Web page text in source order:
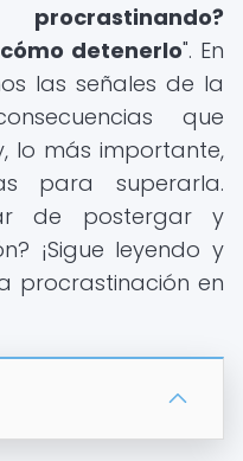
procrastinando?
detenerlo". En
las señales de la
que
lo más importante,
para superarla.
de postergar y
¡Sigue leyendo y
procrastinación en